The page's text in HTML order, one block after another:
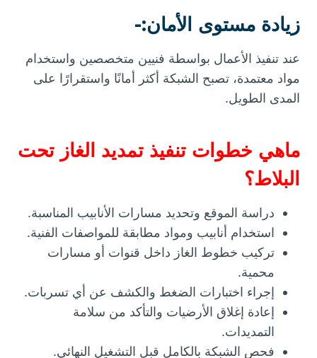
زيادة مستوى الأمان:-
عند تنفيذ الأعمال بواسطة فنيين متخصصين واستخدام
مواد معتمدة، تصبح الشبكة أكثر أمانًا واستقرارًا على
المدى الطويل.
ماهي خطوات تنفيذ تمديد الغاز تحت
البلاط؟
دراسة الموقع وتحديد مسارات الأنابيب المناسبة.
استخدام أنابيب ومواد مطابقة للمواصفات الفنية.
تركيب خطوط الغاز داخل قنوات أو مسارات
محمية.
إجراء اختبارات الضغط والكشف عن أي تسربات.
إعادة إغلاق الأرضيات والتأكد من سلامة
التمديدات.
فحص الشبكة بالكامل قبل التشغيل النهائي.